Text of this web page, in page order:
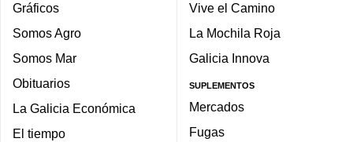
Gráficos
Somos Agro
Somos Mar
Obituarios
La Galicia Económica
El tiempo
Vive el Camino
La Mochila Roja
Galicia Innova
SUPLEMENTOS
Mercados
Fugas